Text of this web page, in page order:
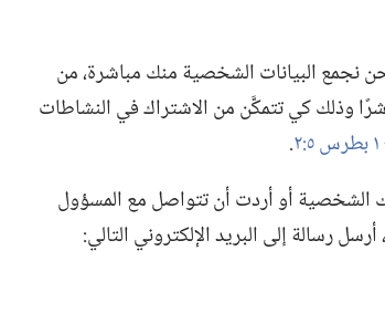
نجمع البيانات الشخصية منك مباشرة،‏ من
وذلك كي تتمكَّن من الاشتراك في النشاطات
١ بطرس ٥:‏٢
‏.‏
الشخصية أو أردت أن تتواصل مع المسؤول
رسالة إلى البريد الإلكتروني التالي:‏